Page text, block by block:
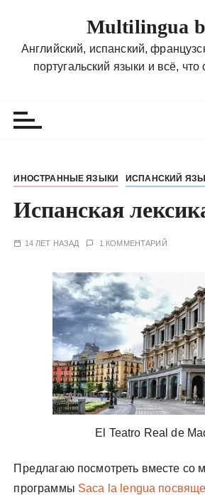
Multilingua
Английский, испанский,
португальский языки и всё,
ИНОСТРАННЫЕ ЯЗЫКИ ИСПАНСКИЙ
Испанская
14 ЛЕТ НАЗАД 1 КОММЕНТАРИЙ
El Teatro Real de
Предлагаю посмотреть вместе со
программы Saca la lengua